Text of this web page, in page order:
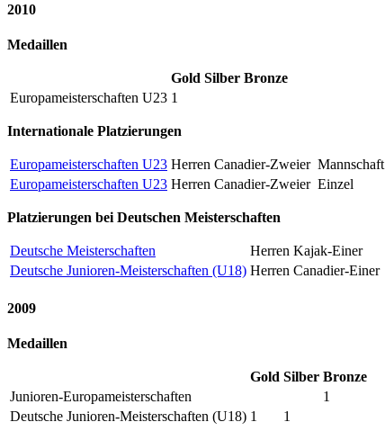
2010
Medaillen
Gold Silber Bronze
Europameisterschaften U23 1
Internationale Platzierungen
Europameisterschaften U23 Herren Canadier-Zweier Mannschaft
Europameisterschaften U23 Herren Canadier-Zweier Einzel
Platzierungen bei Deutschen Meisterschaften
Deutsche Meisterschaften Herren Kajak-Einer
Deutsche Junioren-Meisterschaften (U18) Herren Canadier-Einer
2009
Medaillen
Gold Silber Bronze
Junioren-Europameisterschaften
1
Deutsche Junioren-Meisterschaften (U18) 1 1